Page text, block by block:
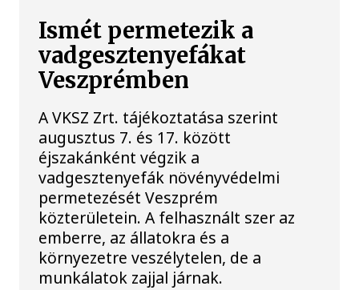
Ismét permetezik a
vadgesztenyefákat
Veszprémben
A VKSZ Zrt. tájékoztatása szerint
augusztus 7. és 17. között
éjszakánként végzik a
vadgesztenyefák növényvédelmi
permetezését Veszprém
közterületein. A felhasznált szer az
emberre, az állatokra és a
környezetre veszélytelen, de a
munkálatok zajjal járnak.